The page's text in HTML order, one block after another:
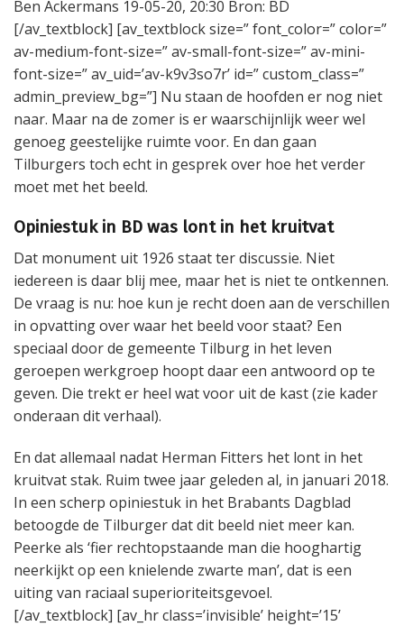
Ben Ackermans 19-05-20, 20:30 Bron: BD
[/av_textblock] [av_textblock size=” font_color=” color=”
av-medium-font-size=” av-small-font-size=” av-mini-
font-size=” av_uid=’av-k9v3so7r’ id=” custom_class=”
admin_preview_bg=”] Nu staan de hoofden er nog niet
naar. Maar na de zomer is er waarschijnlijk weer wel
genoeg geestelijke ruimte voor. En dan gaan
Tilburgers toch echt in gesprek over hoe het verder
moet met het beeld.
Opiniestuk in BD was lont in het kruitvat
Dat monument uit 1926 staat ter discussie. Niet
iedereen is daar blij mee, maar het is niet te ontkennen.
De vraag is nu: hoe kun je recht doen aan de verschillen
in opvatting over waar het beeld voor staat? Een
speciaal door de gemeente Tilburg in het leven
geroepen werkgroep hoopt daar een antwoord op te
geven. Die trekt er heel wat voor uit de kast (zie kader
onderaan dit verhaal).
En dat allemaal nadat Herman Fitters het lont in het
kruitvat stak. Ruim twee jaar geleden al, in januari 2018.
In een scherp opiniestuk in het Brabants Dagblad
betoogde de Tilburger dat dit beeld niet meer kan.
Peerke als ‘fier rechtopstaande man die hooghartig
neerkijkt op een knielende zwarte man’, dat is een
uiting van raciaal superioriteitsgevoel.
[/av_textblock] [av_hr class=’invisible’ height=’15’